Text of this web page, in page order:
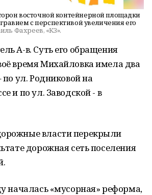
восточной контейнерной площадки
с перспективой увеличения его
Фахреев, «КЗ».
А-в. Суть его обращения
время Михайловка имела два
по ул. Родниковой на
и по ул. Заводской - в
власти перекрыли
дорожная сеть поселения
началась «мусорная» реформа,